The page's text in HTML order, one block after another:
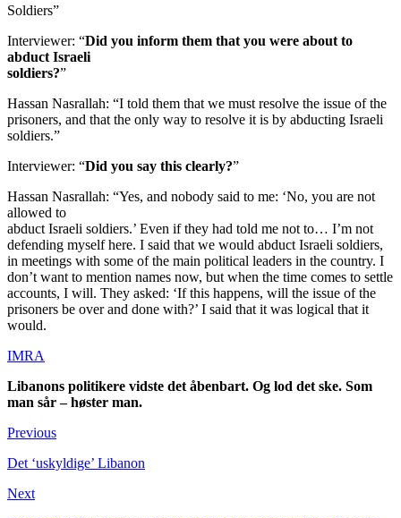
Soldiers”
Interviewer: “Did you inform them that you were about to
abduct Israeli
soldiers?”
Hassan Nasrallah: “I told them that we must resolve the issue of the
prisoners, and that the only way to resolve it is by abducting Israeli
soldiers.”
Interviewer: “Did you say this clearly?”
Hassan Nasrallah: “Yes, and nobody said to me: ‘No, you are not
allowed to
abduct Israeli soldiers.’ Even if they had told me not to… I’m not
defending myself here. I said that we would abduct Israeli soldiers,
in meetings with some of the main political leaders in the country. I
don’t want to mention names now, but when the time comes to settle
accounts, I will. They asked: ‘If this happens, will the issue of the
prisoners be over and done with?’ I said that it was logical that it
would.
IMRA
Libanons politikere vidste det åbenbart. Og lod det ske. Som
man sår – høster man.
Previous
Det ‘uskyldige’ Libanon
Next